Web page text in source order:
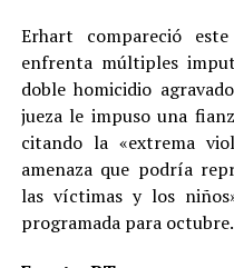
Erhart compareció
enfrenta múltiples
doble homicidio
jueza le impuso una
citando la «extrema
amenaza que podría
las víctimas y los
programada para octubre.